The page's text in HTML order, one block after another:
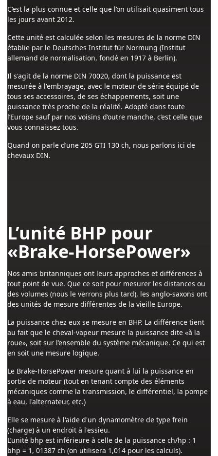
C’est la plus connue et celle que l’on utilisait quasiment tous
les jours avant 2012.
Cette unité est calculée selon les mesures de la norme DIN
établie par le Deutsches Institut für Normung (Institut
allemand de normalisation, fondé en 1917 à Berlin).
Il s'agit de la norme DIN 70020, dont la puissance est
mesurée à l'embrayage, avec le moteur de série équipé de
tous ses accessoires, de ses échappements, soit une
puissance très proche de la réalité. Adopté dans toute
l’Europe sauf par nos voisins d’outre manche, c’est celle que
vous connaissez tous.
Quand on parle d’une 205 GTI 130 ch, nous parlons ici de
chevaux DIN.
L’unité BHP pour
«Brake-HorsePower»
Nos amis britanniques ont leurs approches et différences à
tout point de vue. Que ce soit pour mesurer les distances ou
des volumes (nous le verrons plus tard), les anglo-saxons ont
des unités de mesure différentes de la vieille Europe.
La puissance chez eux se mesure en BHP. La différence tient
au fait que le cheval-vapeur mesure la puissance dite «à la
roue», soit sur l’ensemble du système mécanique. Ce qui est
en soit une mesure logique.
Le Brake-HorsePower mesure quant à lui la puissance en
sortie de moteur (tout en tenant compte des éléments
mécaniques comme la transmission, le différentiel, la pompe
à eau, l'alternateur, etc.)
Elle se mesure à l'aide d'un dynamomètre de type frein
(charge) à un endroit à l'essieu.
L’unité bhp est inférieure à celle de la puissance ch/hp : 1
bhp = 1, 01387 ch (on utilisera 1,014 pour les calculs).